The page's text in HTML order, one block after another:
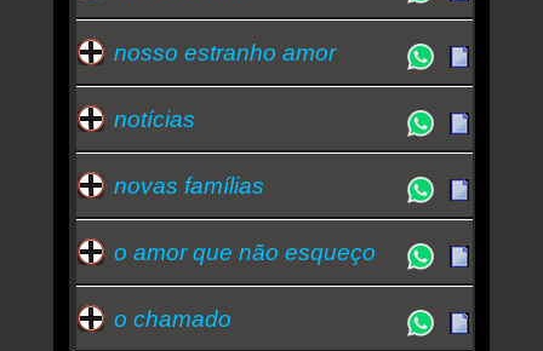
nosso estranho amor
notícias
novas famílias
o amor que não esqueço
o chamado